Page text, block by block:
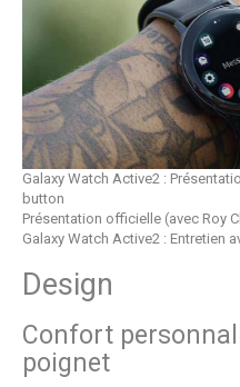
Galaxy Watch Active2 :
button
Présentation officielle (avec Roy
Galaxy Watch Active2 : Entretien
Design
Confort
poignet